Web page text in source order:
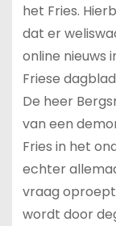
het Fries.
dat er
online nieuws
Friese
De heer
van een
Fries in het
echter
vraag
wordt door